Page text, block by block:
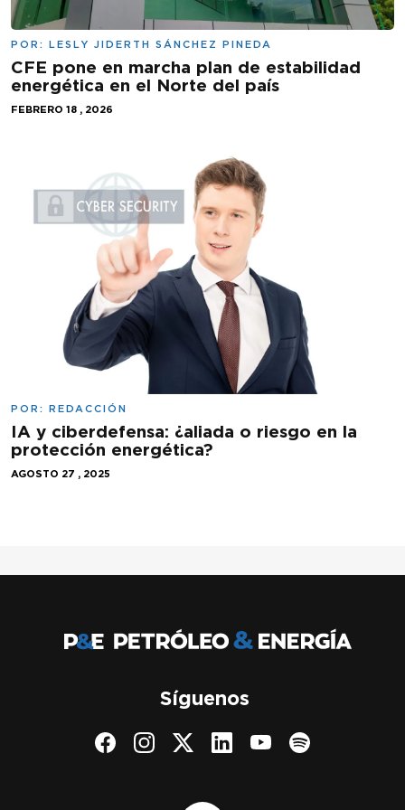
POR: LESLY JIDERTH SÁNCHEZ PINEDA
CFE pone en marcha plan de estabilidad
energética en el Norte del país
FEBRERO 18 , 2026
POR: REDACCIÓN
IA y ciberdefensa: ¿aliada o riesgo en la
protección energética?
AGOSTO 27 , 2025
Síguenos